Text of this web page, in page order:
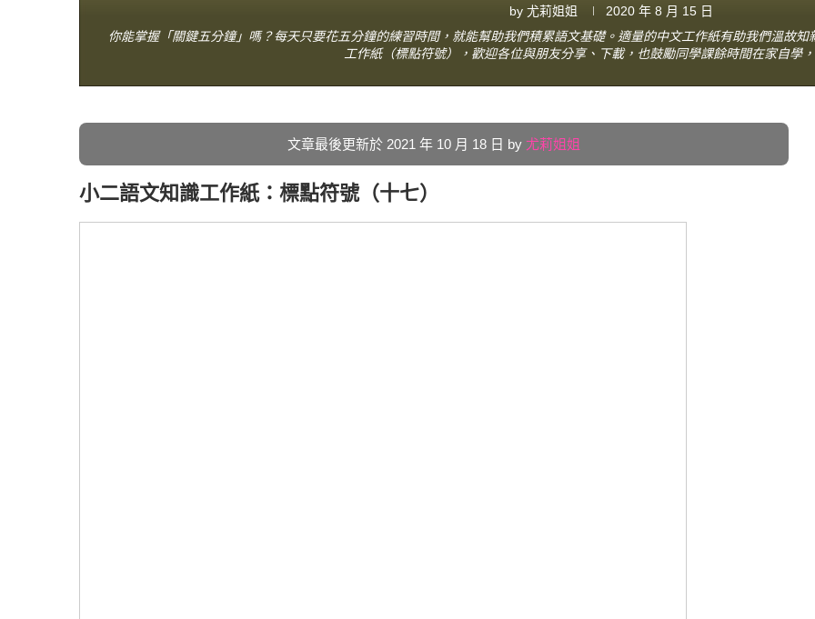
by 尤莉姐姐
2020 年 8 月 15 日
你能掌握「關鍵五分鐘」嗎？每天只要花五分鐘的練習時間，就能幫助我們積累語文基礎。適量的中文工作紙有助我們溫故
工作紙（標點符號），歡迎各位與朋友分享、下載，也鼓勵同學課餘時間在家自學
文章最後更新於 2021 年 10 月 18 日 by 尤莉姐姐
小二語文知識工作紙：標點符號（十七）